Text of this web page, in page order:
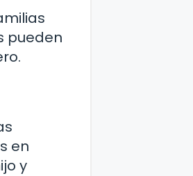
pueden
en
y